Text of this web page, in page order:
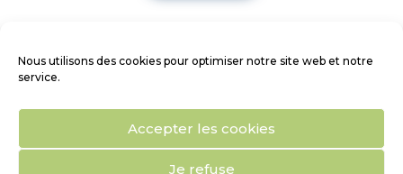
Nous utilisons des cookies pour optimiser notre site web et notre
service.
Accepter les cookies
Je refuse
MENTIONS LÉGALES
PORTAIL CLIENTS